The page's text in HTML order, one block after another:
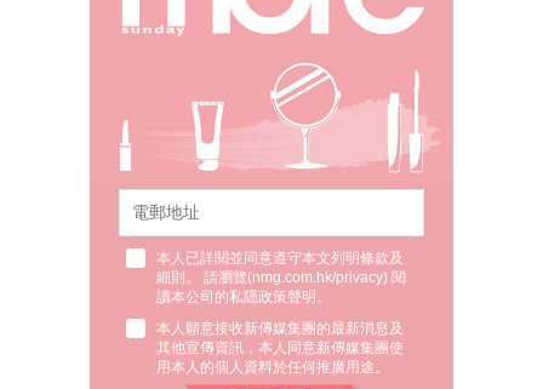
本人已詳閱並同意遵守本文列明條款及
細則。 請瀏覽(nmg.com.hk/privacy) 閱
讀本公司的私隱政策聲明。
本人願意接收新傳媒集團的最新消息及
其他宣傳資訊，本人同意新傳媒集團使
用本人的個人資料於任何推廣用途。